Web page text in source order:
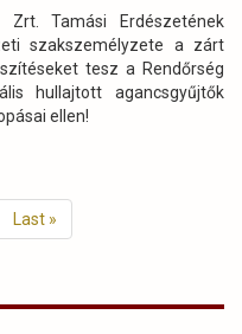
Tamási Erdészetének
szakszemélyzete a zárt
tesz a Rendőrség
hullajtott agancsgyűjtők
ellen!
Utolsó
oldal
Last »